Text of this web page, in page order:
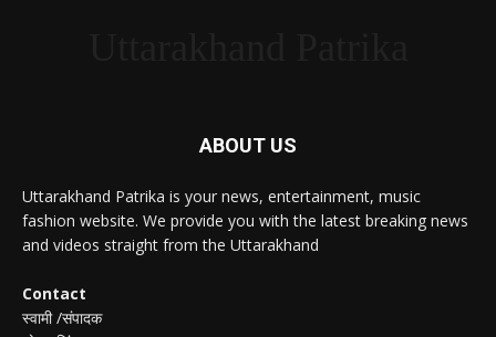
ABOUT US
Uttarakhand Patrika is your news, entertainment, music
fashion website. We provide you with the latest breaking news
and videos straight from the Uttarakhand
Contact
स्वामी /संपादक